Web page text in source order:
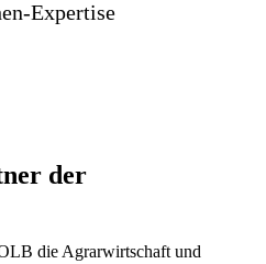
Expertise
der
die Agrarwirtschaft und